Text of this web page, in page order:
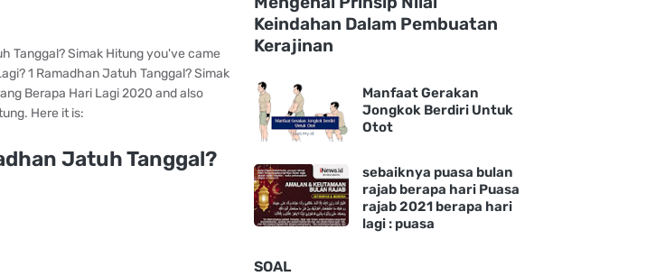
Tanggal? Simak Hitung you've came
1 Ramadhan Jatuh Tanggal? Simak
Berapa Hari Lagi 2020 and also
Here it is:
Jatuh Tanggal?
Keindahan Dalam Pembuatan
Kerajinan
Manfaat Gerakan
Jongkok Berdiri Untuk
Otot
sebaiknya puasa bulan
rajab berapa hari Puasa
rajab 2021 berapa hari
lagi : puasa
SOAL